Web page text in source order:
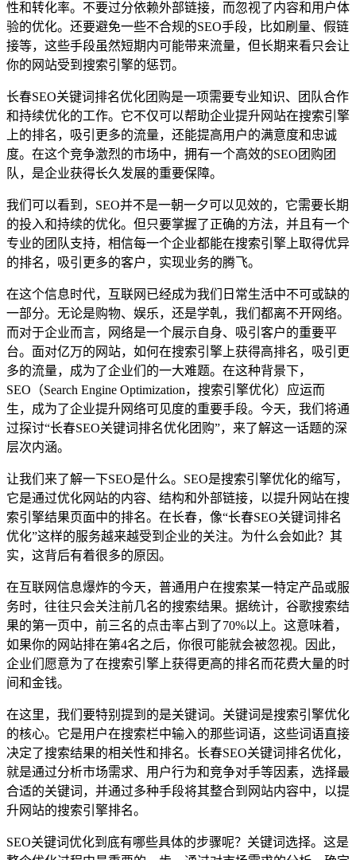
性和转化率。不要过分依赖外部链接，而忽视了内容和用户体
验的优化。还要避免一些不合规的SEO手段，比如刷量、假链
接等，这些手段虽然短期内可能带来流量，但长期来看只会让
你的网站受到搜索引擎的惩罚。
长春SEO关键词排名优化团购是一项需要专业知识、团队合作
和持续优化的工作。它不仅可以帮助企业提升网站在搜索引擎
上的排名，吸引更多的流量，还能提高用户的满意度和忠诚
度。在这个竞争激烈的市场中，拥有一个高效的SEO团购团
队，是企业获得长久发展的重要保障。
我们可以看到，SEO并不是一朝一夕可以见效的，它需要长期
的投入和持续的优化。但只要掌握了正确的方法，并且有一个
专业的团队支持，相信每一个企业都能在搜索引擎上取得优异
的排名，吸引更多的客户，实现业务的腾飞。
在这个信息时代，互联网已经成为我们日常生活中不可或缺的
一部分。无论是购物、娱乐，还是学乹，我们都离不开网络。
而对于企业而言，网络是一个展示自身、吸引客户的重要平
台。面对亿万的网站，如何在搜索引擎上获得高排名，吸引更
多的流量，成为了企业们的一大难题。在这种背景下，
SEO（Search Engine Optimization，搜索引擎优化）应运而
生，成为了企业提升网络可见度的重要手段。今天，我们将通
过探讨“长春SEO关键词排名优化团购”，来了解这一话题的深
层次内涵。
让我们来了解一下SEO是什么。SEO是搜索引擎优化的缩写，
它是通过优化网站的内容、结构和外部链接，以提升网站在搜
索引擎结果页面中的排名。在长春，像“长春SEO关键词排名
优化”这样的服务越来越受到企业的关注。为什么会如此？其
实，这背后有着很多的原因。
在互联网信息爆炸的今天，普通用户在搜索某一特定产品或服
务时，往往只会关注前几名的搜索结果。据统计，谷歌搜索结
果的第一页中，前三名的点击率占到了70%以上。这意味着，
如果你的网站排在第4名之后，你很可能就会被忽视。因此，
企业们愿意为了在搜索引擎上获得更高的排名而花费大量的时
间和金钱。
在这里，我们要特别提到的是关键词。关键词是搜索引擎优化
的核心。它是用户在搜索栏中输入的那些词语，这些词语直接
决定了搜索结果的相关性和排名。长春SEO关键词排名优化，
就是通过分析市场需求、用户行为和竞争对手等因素，选择最
合适的关键词，并通过多种手段将其整合到网站内容中，以提
升网站的搜索引擎排名。
SEO关键词优化到底有哪些具体的步骤呢？关键词选择。这是